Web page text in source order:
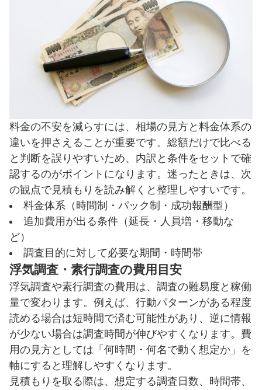
料金の不安を減らすには、相場の見方と料金体系の
違いを押さえることが重要です。総額だけで比べる
と判断を誤りやすいため、内訳と条件をセットで確
認するのがポイントになります。迷ったときは、次
の観点で見積もりを読み解くと整理しやすいです。
料金体系（時間制・パック制・成功報酬型）
追加費用が出る条件（延長・人員増・移動な
ど）
調査目的に対して必要な期間・時間帯
浮気調査・素行調査の費用目安
浮気調査や素行調査の費用は、調査の難易度と稼働
量で変わります。例えば、行動パターンがある程度
読める場合は短時間で済む可能性があり、逆に情報
が少ない場合は調査時間が伸びやすくなります。費
用の見方としては「何時間・何名で動く想定か」を
軸にすると理解しやすくなります。
見積もりを取る際は、想定する調査日数、時間帯、